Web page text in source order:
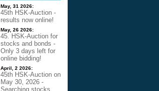
May, 31 2026:
45th HSK-Auction -
results now online!
May, 26 2026:
45. HSK-Auction for
stocks and bonds -
Only 3 days left for
online bidding!
April, 2 2026:
45th HSK-Auction on
May 30, 2026 -
Searching stocks